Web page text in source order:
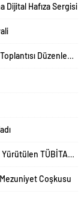
Dijital Hafıza Sergisi
Düzenlendi
Başarıyla Sonuçlandı
Coşkusu